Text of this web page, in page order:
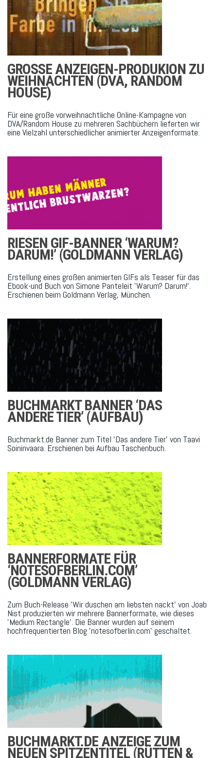
GROSSE ANZEIGEN-PRODUKION ZU W
EIHNACHTEN (DVA, RANDOM H
OUSE)
Für eine große vorweihnachtliche Online-Kampagne von
DVA/Random House zu mehreren Sachbüchern lieferten wir
eine Vielzahl unterschiedlicher animierter Anzeigenformate.
RIESEN GIF-BANNER ‘WARUM?
DARUM!’ (GOLDMANN VERLAG)
Erstellung eines großen animierten GIFs als Teaser für das
Ebook-und Buch von Simone Panteleit 'Warum? Darum!'.
Erschienen beim Goldmann Verlag, München.
BUCHMARKT BANNER ‘DAS
ANDERE TIER’ (AUFBAU)
Buchmarkt.de Banner zum Titel 'Das andere Tier' von Taavi
Soininvaara. Erschienen bei Aufbau Taschenbuch.
BANNERFORMATE FÜR
‘NOTESOFBERLIN.COM’
(GOLDMANN VERLAG)
Zum Buch-Release 'Wir duschen am liebsten nackt' von Joab
Nist produzierten wir mehrere Bannerformate, wie dieses
'Medium Rectangle'. Die Banner wurden auf seinem
hochfrequentierten Blog 'notesofberlin.com' geschaltet.
BUCHMARKT.DE ANZEIGE ZUM
NEUEN SPITZENTITEL (RÜTTEN &